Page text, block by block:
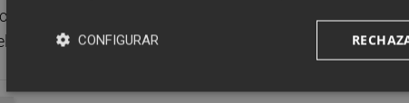
los logotipos de TM Grupo Inmobiliario y Divina
naranja que ha introducido el club recientemente como
CONFIGURAR